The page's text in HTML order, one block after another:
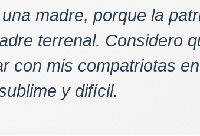
madre, porque la
terrenal. Considero
con mis compatriotas
y difícil.